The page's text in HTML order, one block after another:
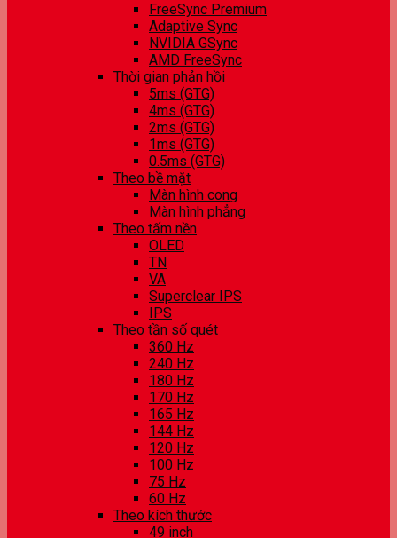
FreeSync Premium
Adaptive Sync
NVIDIA GSync
AMD FreeSync
Thời gian phản hồi
5ms (GTG)
4ms (GTG)
2ms (GTG)
1ms (GTG)
0.5ms (GTG)
Theo bề mặt
Màn hình cong
Màn hình phẳng
Theo tấm nền
OLED
TN
VA
Superclear IPS
IPS
Theo tần số quét
360 Hz
240 Hz
180 Hz
170 Hz
165 Hz
144 Hz
120 Hz
100 Hz
75 Hz
60 Hz
Theo kích thước
49 inch